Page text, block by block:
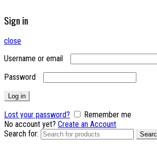
Sign in
close
Username or email
Password
Log in
Lost your password?
Remember me
No account yet? Create an Account
Search for: